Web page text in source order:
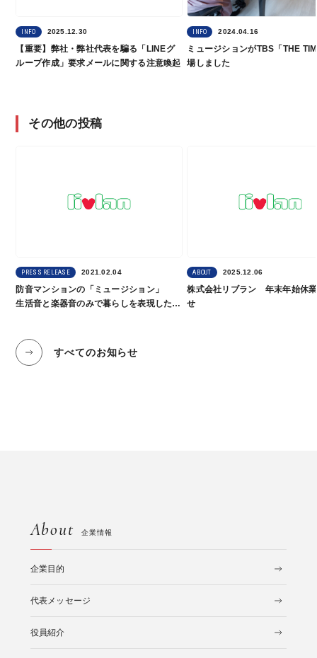
INFO 2025.12.30
【重要】弊社・弊社代表を騙る「LINEグ
ループ作成」要求メールに関する注意喚起
INFO 2024.04.16
ミュージションがTBS「THE
場しました
その他の投稿
PRESS RELEASE 2021.02.04
防音マンションの「ミュージション」
生活音と楽器音のみで暮らしを表現したブ
ABOUT 2025.12.06
株式会社リブラン 年末年始休
せ
すべてのお知らせ
About 企業情報
企業目的
代表メッセージ
役員紹介